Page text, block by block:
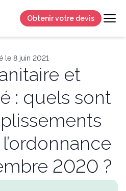
Obtenir votre devis
le 8 juin 2021
et
: quels sont
2020 ?